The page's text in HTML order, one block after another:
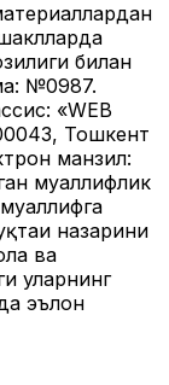
билан
№0987.
«WEB
Тошкент
манзил:
муаллифлик
назарини
ва
уларнинг
эълон